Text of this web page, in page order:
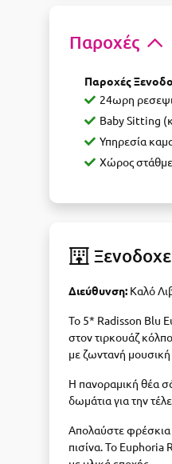
Παροχές
Παροχές
24ωρη
Baby Sitting
Υπηρεσία
Χώρος
Διεύθυνση: Καλό
Το 5* Radisson Blu
στον τιρκουάζ
με ζωντανή
Η πανοραμική θέα
δωμάτια για την
Απολαύστε φρέσκια
πισίνα.Το Euphoria